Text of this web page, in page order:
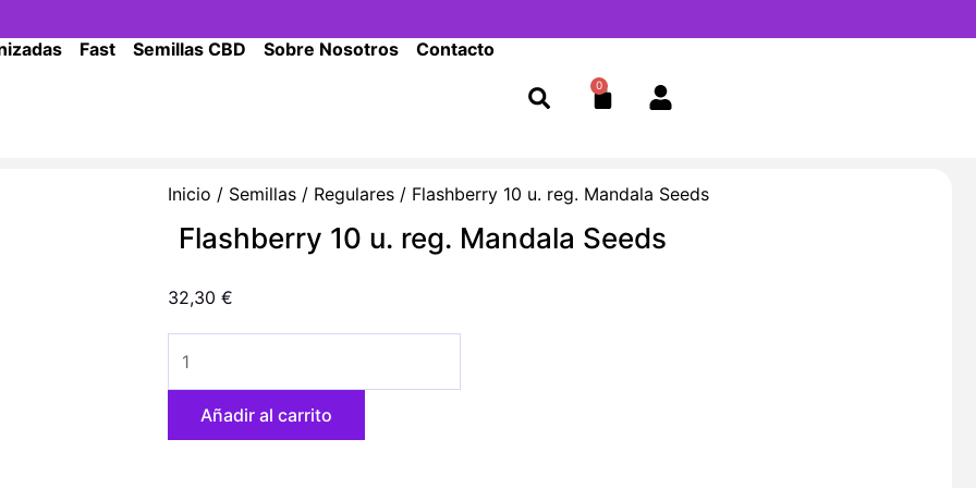
Fast Semillas CBD Sobre Nosotros Contacto
0
Cart
Inicio / Semillas/ Regulares/ Flashberry 10 u. reg. Mandala Seeds
Flashberry 10 u. reg. Mandala Seeds
32,30 €
Añadir al carrito